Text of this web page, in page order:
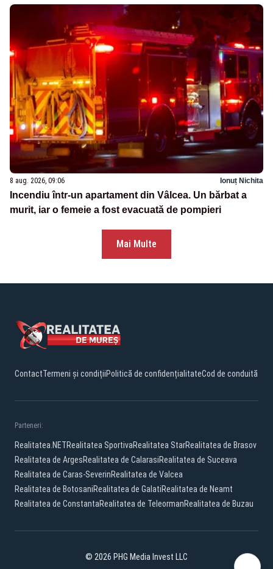
8 aug. 2026, 09:06 Ionuț Nichita
Incendiu într-un apartament din Vâlcea. Un bărbat a
murit, iar o femeie a fost evacuată de pompieri
Mai Multe
ContactTermeni și condițiiPolitică de confidențialitateCod de conduită
Parteneri:
Realitatea.NETRealitatea SportivaRealitatea StarRealitatea de Brasov
Realitatea de ArgesRealitatea de CalarasiRealitatea de Suceava
Realitatea de Caras-SeverinRealitatea de Valcea
Realitatea de BotosaniRealitatea de GalatiRealitatea de Neamt
Realitatea de ConstantaRealitatea de TeleormanRealitatea de Buzau
© 2026 PHG Media Invest LLC